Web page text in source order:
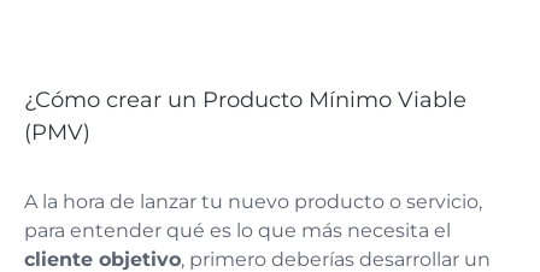
¿Cómo crear un Producto Mínimo Viable
(PMV)
A la hora de lanzar tu nuevo producto o servicio,
para entender qué es lo que más necesita el
cliente objetivo, primero deberías desarrollar un